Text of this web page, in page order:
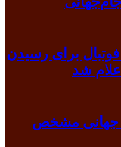
برای رسیدن
شد
جهانی مشخص